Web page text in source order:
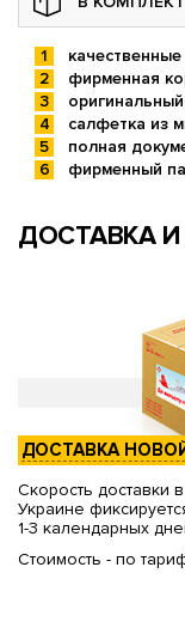
фирменная
салфетка из
полная
фирменный
ДОСТАВКА
ДОСТАВКА
Скорость доставки
Украине
1-3 календарных
Стоимость - по